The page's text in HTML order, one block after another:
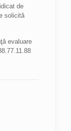
de
solicită
evaluare